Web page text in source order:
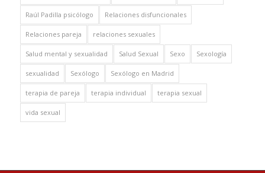
Raúl Padilla psicólogo Relaciones disfuncionales
Relaciones pareja relaciones sexuales
Salud mental y sexualidad Salud Sexual Sexo Sexología
sexualidad Sexólogo Sexólogo en Madrid
terapia de pareja terapia individual terapia sexual
vida sexual